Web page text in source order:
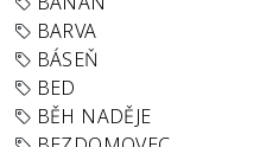
BARVA
BÁSEŇ
BED
BĚH NADĚJE